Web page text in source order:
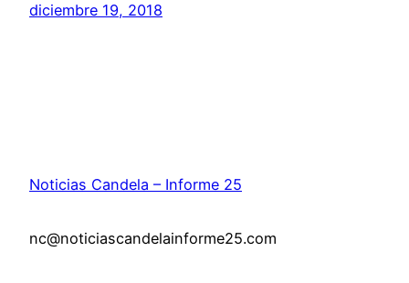
diciembre 19, 2018
Noticias Candela – Informe 25
nc@noticiascandelainforme25.com